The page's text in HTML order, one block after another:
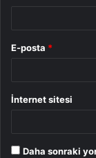
E-posta *
İnternet sitesi
Daha sonraki